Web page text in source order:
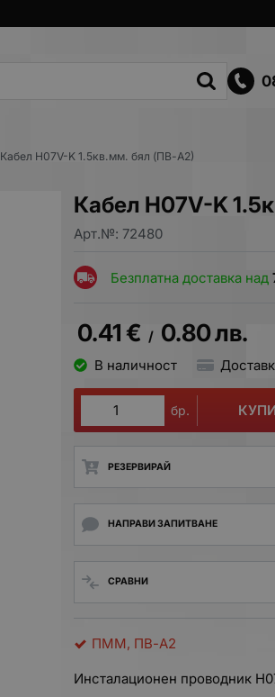
Кабел H07V-K 1.5кв.мм. бял (ПВ-А2)
Кабел H07V-K
Арт.№: 72480
Безплатна доставка над
0.41 € / 0.80лв.
В наличност
бр.
РЕЗЕРВИРАЙ
НАПРАВИ ЗАПИТВАНЕ
СРАВНИ
ПММ, ПВ-А2
Инсталационен проводник